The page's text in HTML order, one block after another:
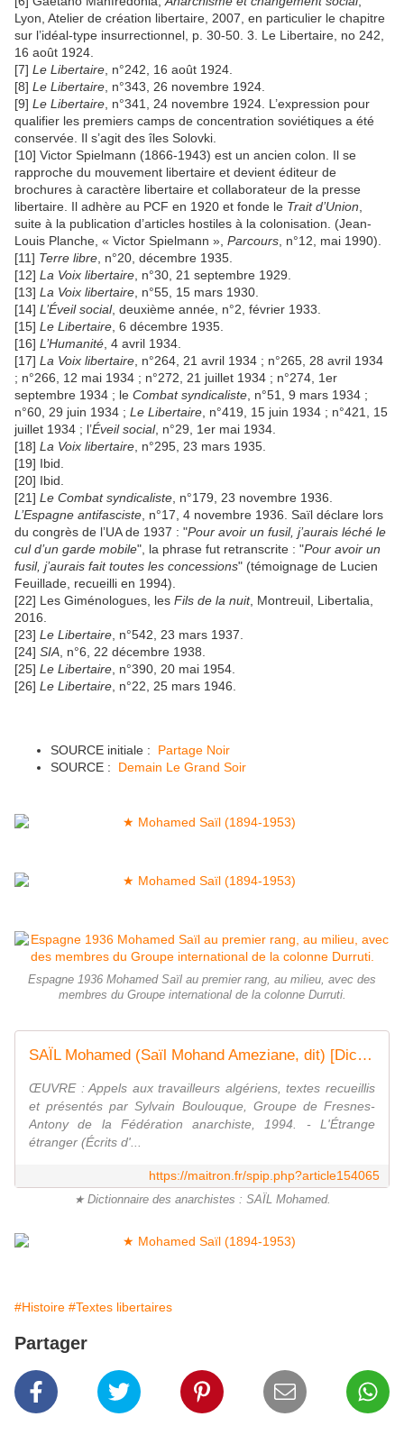
Lyon, Atelier de création libertaire, 2007, en particulier le chapitre
sur l’idéal-type insurrectionnel, p. 30-50. 3. Le Libertaire, no 242,
16 août 1924.
[7] Le Libertaire , n°242, 16 août 1924.
[8] Le Libertaire , n°343, 26 novembre 1924.
[9] Le Libertaire , n°341, 24 novembre 1924. L’expression pour
qualifier les premiers camps de concentration soviétiques a été
conservée. Il s’agit des îles Solovki.
[10] Victor Spielmann (1866-1943) est un ancien colon. Il se
rapproche du mouvement libertaire et devient éditeur de
brochures à caractère libertaire et collaborateur de la presse
libertaire. Il adhère au PCF en 1920 et fonde le Trait d’Union
suite à la publication d’articles hostiles à la colonisation. (Jean-
Louis Planche, « Victor Spielmann », Parcours , n°12, mai 1990).
[11] Terre libre , n°20, décembre 1935.
[12] La Voix libertaire , n°30, 21 septembre 1929.
[13] La Voix libertaire , n°55, 15 mars 1930.
[14] L’Éveil social, deuxième année, n°2, février 1933.
[15] Le Libertaire , 6 décembre 1935.
[16] L’Humanité , 4 avril 1934.
[17] La Voix libertaire , n°264, 21 avril 1934 ; n°265, 28 avril 1934
; n°266, 12 mai 1934 ; n°272, 21 juillet 1934 ; n°274, 1er
septembre 1934 ; le Combat syndicaliste , n°51, 9 mars 1934 ;
n°60, 29 juin 1934 ; Le Libertaire , n°419, 15 juin 1934 ; n°421, 15
juillet 1934 ; l’Éveil social, n°29, 1er mai 1934.
[18] La Voix libertaire , n°295, 23 mars 1935.
[19] Ibid.
[20] Ibid.
[21] Le Combat syndicaliste , n°179, 23 novembre 1936.
L’Espagne antifasciste , n°17, 4 novembre 1936. Saïl déclare lors
du congrès de l’UA de 1937 : "Pour avoir un fusil, j’aurais léché le
cul d’un garde mobile", la phrase fut retranscrite : "Pour avoir un
fusil, j’aurais fait toutes les concessions" (témoignage de Lucien
Feuillade, recueilli en 1994).
[22] Les Giménologues, les Fils de la nuit, Montreuil, Libertalia,
2016.
[23] Le Libertaire , n°542, 23 mars 1937.
[24] SIA , n°6, 22 décembre 1938.
[25] Le Libertaire , n°390, 20 mai 1954.
[26] Le Libertaire , n°22, 25 mars 1946.
SOURCE initiale : Partage Noir
SOURCE : Demain Le Grand Soir
Espagne 1936 Mohamed Saïl au premier rang, au milieu, avec des
membres du Groupe international de la colonne Durruti.
SAÏL Mohamed (Saïl Mohand Ameziane, dit) [Dictionnaire des anarchistes]
ŒUVRE : Appels aux travailleurs algériens, textes recueillis
et présentés par Sylvain Boulouque, Groupe de Fresnes-
Antony de la Fédération anarchiste, 1994. - L'Étrange
étranger (Écrits d'...
https://maitron.fr/spip.php?article154065
★ Dictionnaire des anarchistes : SAÏL Mohamed.
#Histoire #Textes libertaires
Partager